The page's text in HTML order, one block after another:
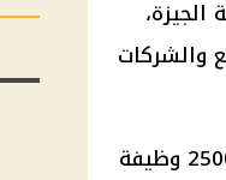
والشركات
وتأتي أهمية الإعلان من أن العدد المطروح كبير نسبيًا، إذ يصل إلى 2500 وظيفة